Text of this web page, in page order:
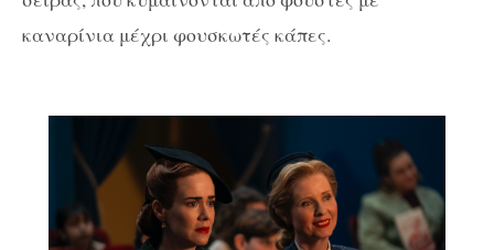
καναρίνια μέχρι φουσκωτές κάπες.